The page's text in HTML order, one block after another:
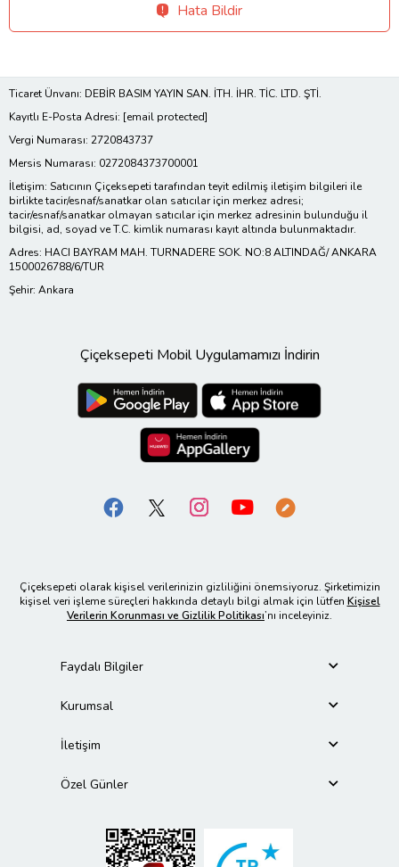
Hata Bildir
Ticaret Ünvanı: DEBİR BASIM YAYIN SAN. İTH. İHR. TİC. LTD. ŞTİ.
Kayıtlı E-Posta Adresi: [email protected]
Vergi Numarası: 2720843737
Mersis Numarası: 0272084373700001
İletişim: Satıcının Çiçeksepeti tarafından teyit edilmiş iletişim bilgileri ile
birlikte tacir/esnaf/sanatkar olan satıcılar için merkez adresi;
tacir/esnaf/sanatkar olmayan satıcılar için merkez adresinin bulunduğu il
bilgisi, ad, soyad ve T.C. kimlik numarası kayıt altında bulunmaktadır.
Adres: HACI BAYRAM MAH. TURNADERE SOK. NO:8 ALTINDAĞ/ ANKARA
1500026788/6/TUR
Şehir: Ankara
Çiçeksepeti Mobil Uygulamamızı İndirin
Çiçeksepeti olarak kişisel verilerinizin gizliliğini önemsiyoruz. Şirketimizin
kişisel veri işleme süreçleri hakkında detaylı bilgi almak için lütfen Kişisel
Verilerin Korunması ve Gizlilik Politikası’nı inceleyiniz.
Faydalı Bilgiler
Kurumsal
İletişim
Özel Günler